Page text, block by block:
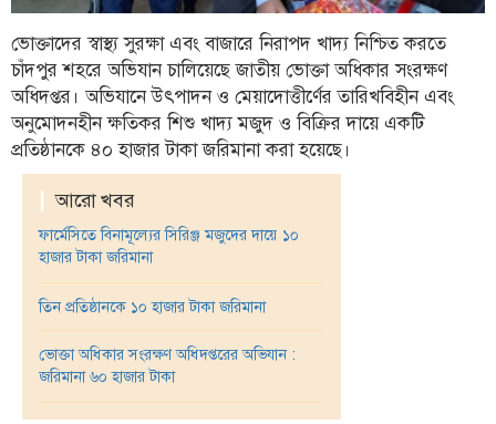
কৃষি
ও
প্রকৃতি
অপরাধ
চাঁদপুর
জেলার
খবর
প্রবাস
তথ্য-
প্রযুক্তি
মতামত
ভোক্তাদের স্বাস্থ্য সুরক্ষা এবং বাজারে নিরাপদ খাদ্য নিশ্চিত করতে
চাঁদপুর শহরে অভিযান চালিয়েছে জাতীয় ভোক্তা অধিকার সংরক্ষণ
অধিদপ্তর। অভিযানে উৎপাদন ও মেয়াদোত্তীর্ণের তারিখবিহীন এবং
অনুমোদনহীন ক্ষতিকর শিশু খাদ্য মজুদ ও বিক্রির দায়ে একটি
প্রতিষ্ঠানকে ৪০ হাজার টাকা জরিমানা করা হয়েছে।
আরো খবর
ফার্মেসিতে বিনামূল্যের সিরিঞ্জ মজুদের দায়ে ১০
হাজার টাকা জরিমানা
তিন প্রতিষ্ঠানকে ১০ হাজার টাকা জরিমানা
ভোক্তা অধিকার সংরক্ষণ অধিদপ্তরের অভিযান :
জরিমানা ৬০ হাজার টাকা